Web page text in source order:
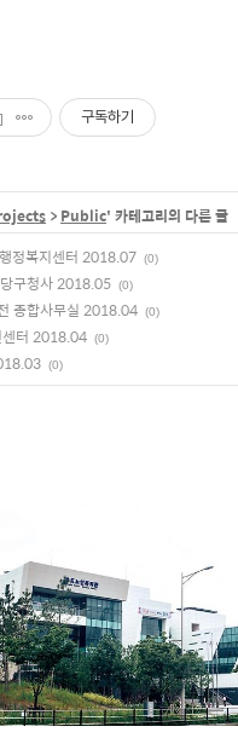
구독하기
> Public' 카테고리의 다른 글
정복지센터 2018.07 (0)
구청사 2018.05 (0)
종합사무실 2018.04 (0)
터 2018.04 (0)
(0)